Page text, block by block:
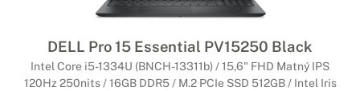
DELL Pro 15 Essential PV15250 Black
Intel Core i5-1334U (BNCH-13311b) / 15,6" FHD Matný IPS
120Hz 250nits / 16GB DDR5 / M.2 PCIe SSD 512GB / Intel Iris